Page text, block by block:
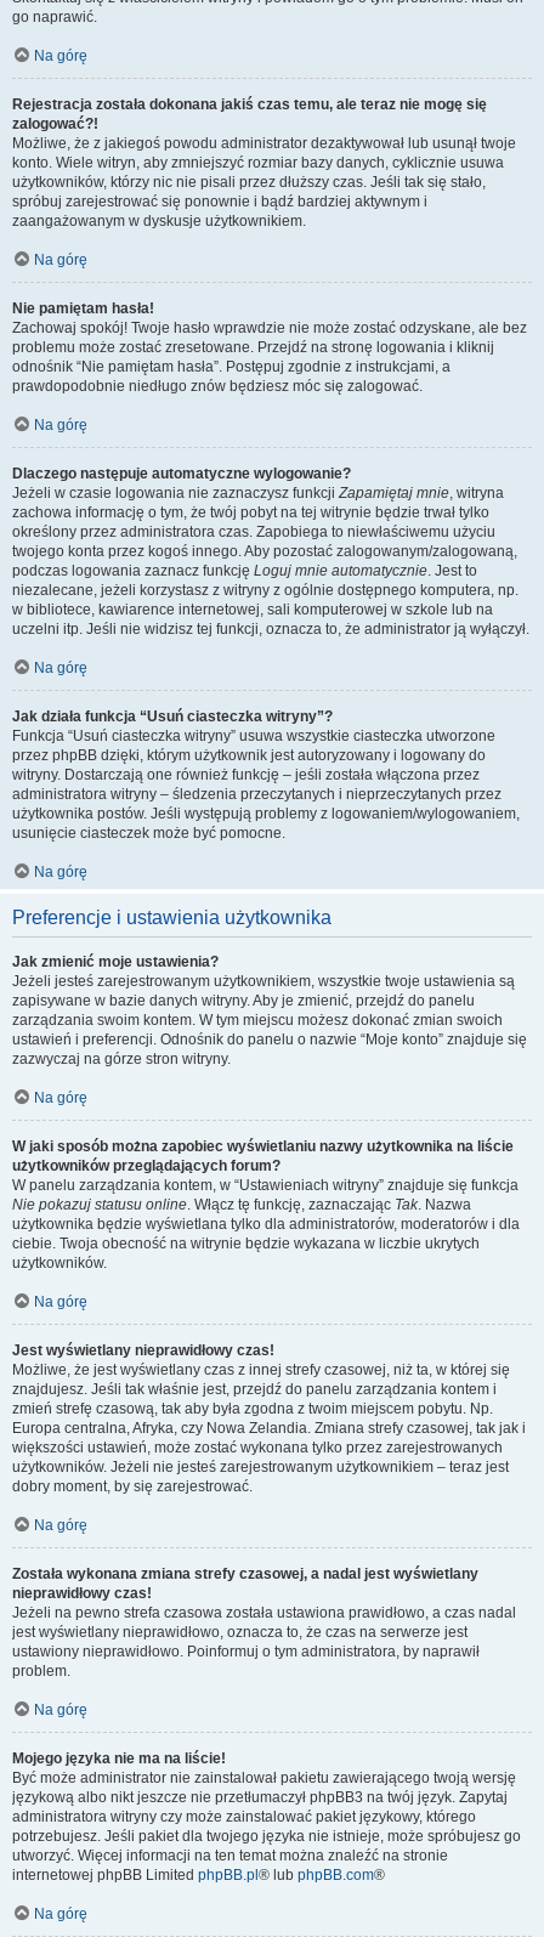
go naprawić.
Na górę
Rejestracja została dokonana jakiś czas temu, ale teraz nie mogę się
zalogować?!
Możliwe, że z jakiegoś powodu administrator dezaktywował lub usunął twoje
konto. Wiele witryn, aby zmniejszyć rozmiar bazy danych, cyklicznie usuwa
użytkowników, którzy nic nie pisali przez dłuższy czas. Jeśli tak się stało,
spróbuj zarejestrować się ponownie i bądź bardziej aktywnym i
zaangażowanym w dyskusje użytkownikiem.
Na górę
Nie pamiętam hasła!
Zachowaj spokój! Twoje hasło wprawdzie nie może zostać odzyskane, ale bez
problemu może zostać zresetowane. Przejdź na stronę logowania i kliknij
odnośnik “Nie pamiętam hasła”. Postępuj zgodnie z instrukcjami, a
prawdopodobnie niedługo znów będziesz móc się zalogować.
Na górę
Dlaczego następuje automatyczne wylogowanie?
Jeżeli w czasie logowania nie zaznaczysz funkcjiZapamiętaj mnie, witryna
zachowa informację o tym, że twój pobyt na tej witrynie będzie trwał tylko
określony przez administratora czas. Zapobiega to niewłaściwemu użyciu
twojego konta przez kogoś innego. Aby pozostać zalogowanym/zalogowaną,
podczas logowania zaznacz funkcję Loguj mnie automatycznie. Jest to
niezalecane, jeżeli korzystasz z witryny z ogólnie dostępnego komputera, np.
w bibliotece, kawiarence internetowej, sali komputerowej w szkole lub na
uczelni itp. Jeśli nie widzisz tej funkcji, oznacza to, że administrator ją wyłączył.
Na górę
Jak działa funkcja “Usuń ciasteczka witryny”?
Funkcja “Usuń ciasteczka witryny” usuwa wszystkie ciasteczka utworzone
przez phpBB dzięki, którym użytkownik jest autoryzowany i logowany do
witryny. Dostarczają one również funkcję – jeśli została włączona przez
administratora witryny – śledzenia przeczytanych i nieprzeczytanych przez
użytkownika postów. Jeśli występują problemy z logowaniem/wylogowaniem,
usunięcie ciasteczek może być pomocne.
Na górę
Preferencje i ustawienia użytkownika
Jak zmienić moje ustawienia?
Jeżeli jesteś zarejestrowanym użytkownikiem, wszystkie twoje ustawienia są
zapisywane w bazie danych witryny. Aby je zmienić, przejdź do panelu
zarządzania swoim kontem. W tym miejscu możesz dokonać zmian swoich
ustawień i preferencji. Odnośnik do panelu o nazwie “Moje konto” znajduje się
zazwyczaj na górze stron witryny.
Na górę
W jaki sposób można zapobiec wyświetlaniu nazwy użytkownika na liście
użytkowników przeglądających forum?
W panelu zarządzania kontem, w “Ustawieniach witryny” znajduje się funkcja
Nie pokazuj statusu online. Włącz tę funkcję, zaznaczając Tak. Nazwa
użytkownika będzie wyświetlana tylko dla administratorów, moderatorów i dla
ciebie. Twoja obecność na witrynie będzie wykazana w liczbie ukrytych
użytkowników.
Na górę
Jest wyświetlany nieprawidłowy czas!
Możliwe, że jest wyświetlany czas z innej strefy czasowej, niż ta, w której się
znajdujesz. Jeśli tak właśnie jest, przejdź do panelu zarządzania kontem i
zmień strefę czasową, tak aby była zgodna z twoim miejscem pobytu. Np.
Europa centralna, Afryka, czy Nowa Zelandia. Zmiana strefy czasowej, tak jak i
większości ustawień, może zostać wykonana tylko przez zarejestrowanych
użytkowników. Jeżeli nie jesteś zarejestrowanym użytkownikiem – teraz jest
dobry moment, by się zarejestrować.
Na górę
Została wykonana zmiana strefy czasowej, a nadal jest wyświetlany
nieprawidłowy czas!
Jeżeli na pewno strefa czasowa została ustawiona prawidłowo, a czas nadal
jest wyświetlany nieprawidłowo, oznacza to, że czas na serwerze jest
ustawiony nieprawidłowo. Poinformuj o tym administratora, by naprawił
problem.
Na górę
Mojego języka nie ma na liście!
Być może administrator nie zainstalował pakietu zawierającego twoją wersję
językową albo nikt jeszcze nie przetłumaczył phpBB3 na twój język. Zapytaj
administratora witryny czy może zainstalować pakiet językowy, którego
potrzebujesz. Jeśli pakiet dla twojego języka nie istnieje, może spróbujesz go
utworzyć. Więcej informacji na ten temat można znaleźć na stronie
internetowej phpBB Limited phpBB.pl ® lub phpBB.com®
Na górę